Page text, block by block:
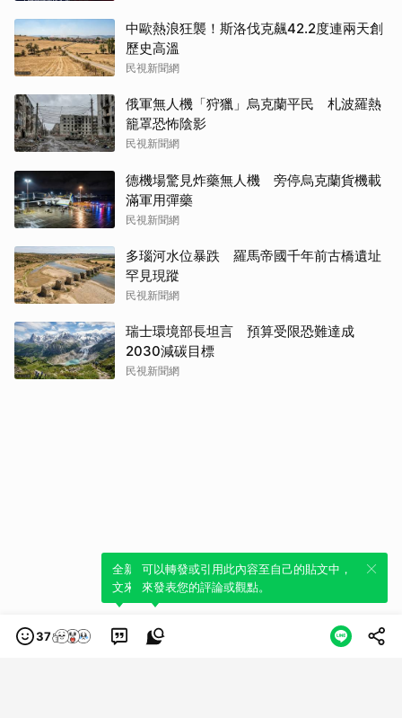
中歐熱浪狂襲！斯洛伐克飆42.2度連兩天創
歷史高溫
民視新聞網
俄軍無人機「狩獵」烏克蘭平民 札波羅熱
籠罩恐怖陰影
民視新聞網
德機場驚見炸藥無人機 旁停烏克蘭貨機載
滿軍用彈藥
民視新聞網
多瑙河水位暴跌 羅馬帝國千年前古橋遺址
罕見現蹤
民視新聞網
瑞士環境部長坦言 預算受限恐難達成
2030減碳目標
民視新聞網
37
全新體驗！一鍵引用此內容，透過發布貼
文來輕鬆表達個人立場。
可以轉發或引用此內容至自己的貼文中，
來發表您的評論或觀點。